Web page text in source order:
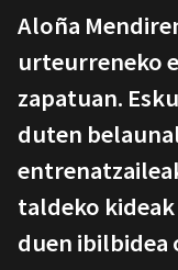
Aloña
urteurreneko
zapatuan.
duten
taldeko
duen ibilbidea